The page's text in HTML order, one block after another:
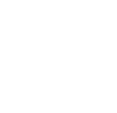
Xe – Đại Học
baby sugar
tìm thấy thông
sống sinh